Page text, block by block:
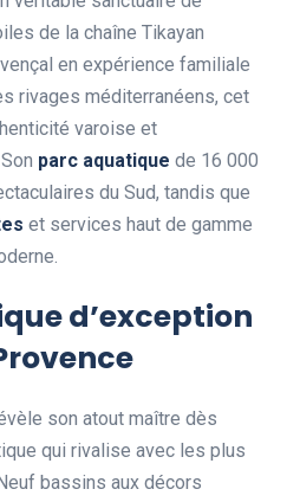
de la chaîne Tikayan
en expérience familiale
rivages méditerranéens, cet
varoise et
parc aquatique de 16 000
du Sud, tandis que
et services haut de gamme
d’exception
son atout maître dès
qui rivalise avec les plus
bassins aux décors